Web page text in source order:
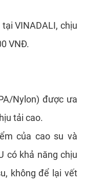
VINADALI, chịu
VNĐ.
Nylon) được ưa
tải cao.
của cao su và
có khả năng chịu
không để lại vết